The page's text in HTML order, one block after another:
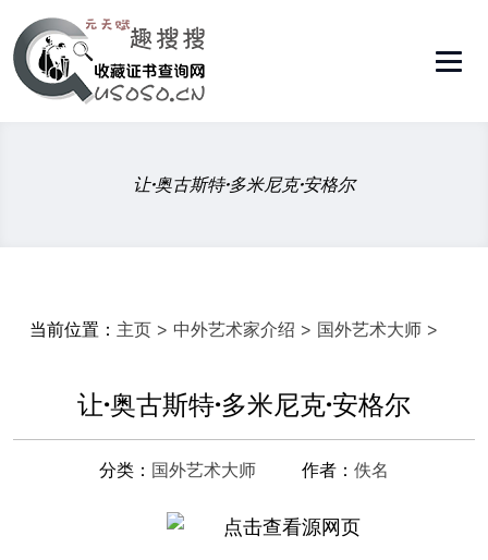
让·奥古斯特·多米尼克·安格尔
当前位置： 主页 > 中外艺术家介绍 > 国外艺术大师 >
让·奥古斯特·多米尼克·安格尔
分类： 国外艺术大师 作者： 佚名